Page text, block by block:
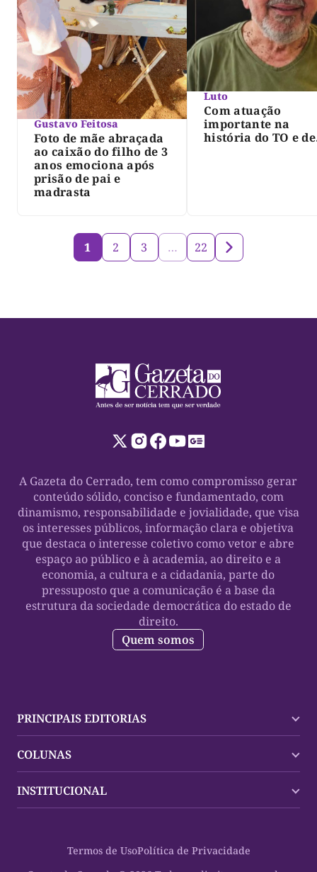
Gustavo Feitosa
Foto de mãe abraçada
ao caixão do filho de 3
anos emociona após
prisão de pai e
madrasta
Luto
Com atuação
importante na
história do TO e de
1 2 3 … 22
A Gazeta do Cerrado, tem como compromisso gerar
conteúdo sólido, conciso e fundamentado, com
dinamismo, responsabilidade e jovialidade, que visa
os interesses públicos, informação clara e objetiva
que destaca o interesse coletivo como vetor e abre
espaço ao público e à academia, ao direito e a
economia, a cultura e a cidadania, parte do
pressuposto que a comunicação é a base da
estrutura da sociedade democrática do estado de
direito.
Quem somos
PRINCIPAIS EDITORIAS
Últimas Notícias
Palmas
Mundo
Oportunidades
COLUNAS
Trocando em Miúdos
Policial
Planeta Vivo
INSTITUCIONAL
Termos de UsoPolítica de Privacidade